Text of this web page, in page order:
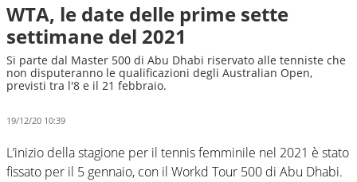
WTA, le date delle prime sette
settimane del 2021
Si parte dal Master 500 di Abu Dhabi riservato alle tenniste che
non disputeranno le qualificazioni degli Australian Open,
previsti tra l'8 e il 21 febbraio.
19/12/20 10:39
L’inizio della stagione per il tennis femminile nel 2021 è stato
fissato per il 5 gennaio, con il Workd Tour 500 di Abu Dhabi.